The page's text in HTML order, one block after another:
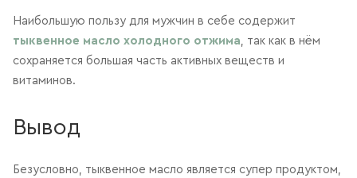
Наибольшую пользу для мужчин в себе содержит
тыквенное масло холодного отжима, так как в нём
сохраняется большая часть активных веществ и
витаминов.
Вывод
Безусловно, тыквенное масло является супер продуктом,